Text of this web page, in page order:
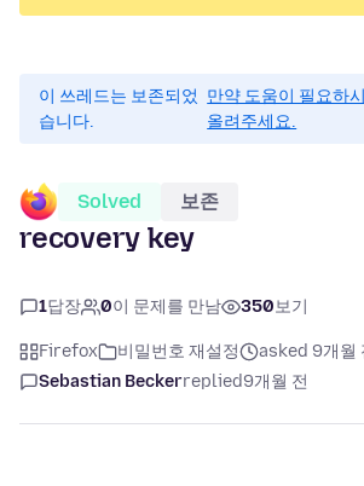
이 쓰레드는 보존되었
습니다.
만약 도움이 필요하
올려주세요.
Solved 보존
recovery key
1답장 0이 문제를 만남 350보기
Firefox 비밀번호 재설정
asked 9개월
Sebastian Beckerreplied9개월 전